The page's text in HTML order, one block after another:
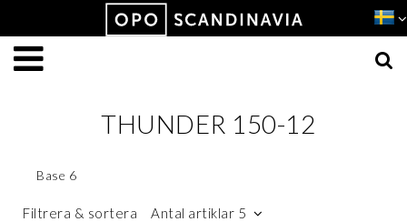
THUNDER 150-12
Base 6
Filtrera & sortera Antal artiklar 5
Produkten har lagts i din varukorg
VISA VARUKORGEN TILL KASSAN